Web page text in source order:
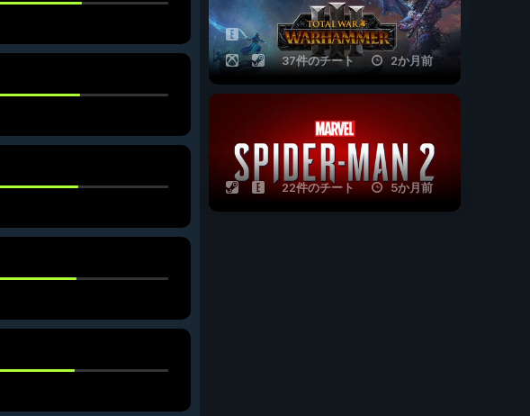
37件のチート 2か月前
22件のチート 5か月前